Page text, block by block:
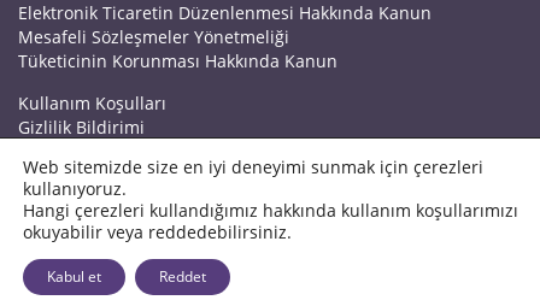
Elektronik Ticaretin Düzenlenmesi Hakkında Kanun
Mesafeli Sözleşmeler Yönetmeliği
Tüketicinin Korunması Hakkında Kanun
Kullanım Koşulları
Gizlilik Bildirimi
Kuponrazzi Blog
Mağaza Ekle
İletişim
© 2026 Kuponrazzi
Web sitemizde size en iyi deneyimi sunmak için çerezleri
kullanıyoruz.
Hangi çerezleri kullandığımız hakkında kullanım koşullarımızı
okuyabilir veya reddedebilirsiniz.
Kabul et Reddet